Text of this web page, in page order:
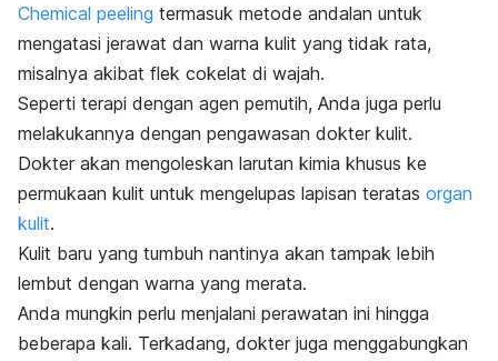
Chemical peeling termasuk metode andalan untuk
mengatasi jerawat dan warna kulit yang tidak rata,
misalnya akibat flek cokelat di wajah.
Seperti terapi dengan agen pemutih, Anda juga perlu
melakukannya dengan pengawasan dokter kulit.
Dokter akan mengoleskan larutan kimia khusus ke
permukaan kulit untuk mengelupas lapisan teratas organ
kulit.
Kulit baru yang tumbuh nantinya akan tampak lebih
lembut dengan warna yang merata.
Anda mungkin perlu menjalani perawatan ini hingga
beberapa kali. Terkadang, dokter juga menggabungkan